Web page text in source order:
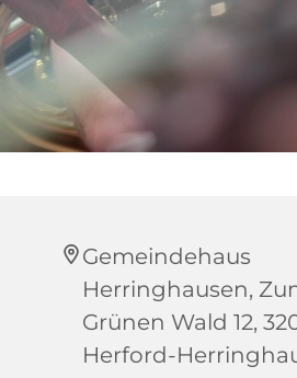
Gemeindehaus
Herringhausen,
Grünen Wald 12,
Herford-